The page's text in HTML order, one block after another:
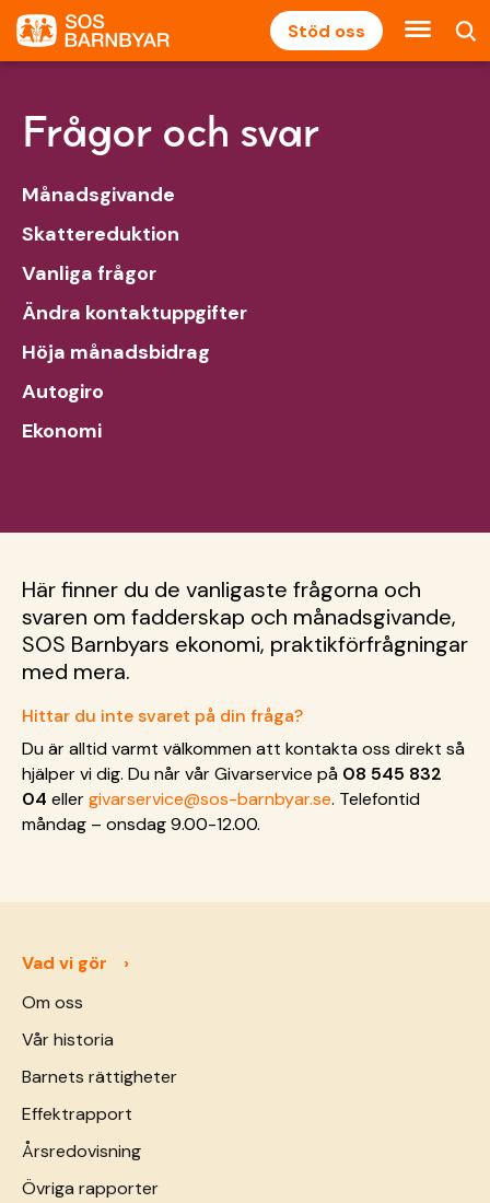
Stöd oss
Frågor och svar
Månadsgivande
Skattereduktion
Vanliga frågor
Ändra kontaktuppgifter
Höja månadsbidrag
Autogiro
Ekonomi
Här finner du de vanligaste frågorna och
svaren om fadderskap och månadsgivande,
SOS Barnbyars ekonomi, praktikförfrågningar
med mera.
Hittar du inte svaret på din fråga?
Du är alltid varmt välkommen att kontakta oss direkt så
hjälper vi dig. Du når vår Givarservice på 08 545 832
04 ellergivarservice@sos-barnbyar.se. Telefontid
måndag – onsdag 9.00-12.00.
Vad vi gör
Om oss
Vår historia
Barnets rättigheter
Effektrapport
Årsredovisning
Övriga rapporter